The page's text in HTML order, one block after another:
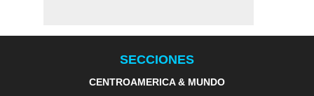
SECCIONES
CENTROAMERICA & MUNDO